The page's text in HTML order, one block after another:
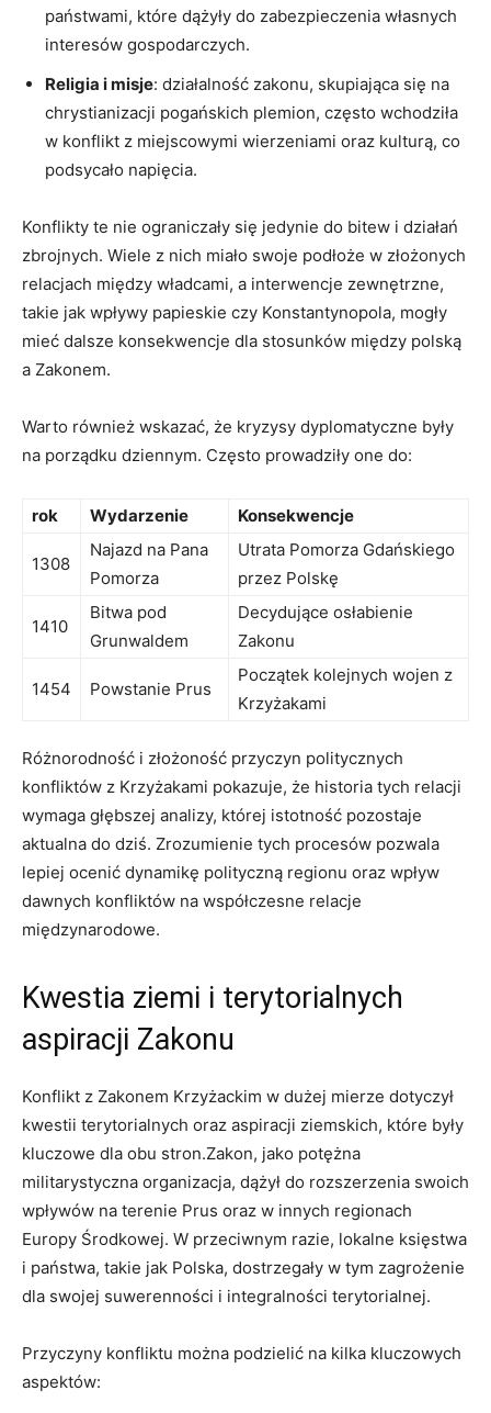
państwami, które dążyły do zabezpieczenia własnych
interesów gospodarczych.
Religia i misje: działalność zakonu, skupiająca się na
chrystianizacji pogańskich plemion, często wchodziła
w konflikt z miejscowymi wierzeniami oraz kulturą, co
podsycało napięcia.
Konflikty te nie ograniczały się jedynie do bitew i działań
zbrojnych. Wiele z nich miało swoje podłoże w złożonych
relacjach między władcami, a interwencje zewnętrzne,
takie jak wpływy papieskie czy Konstantynopola, mogły
mieć dalsze konsekwencje dla stosunków między polską
a Zakonem.
Warto również wskazać, że kryzysy dyplomatyczne były
na porządku dziennym. Często prowadziły one do:
rok Wydarzenie Konsekwencje
1308
Najazd na Pana
Pomorza
Utrata Pomorza Gdańskiego
przez Polskę
1410
Bitwa pod
Grunwaldem
Decydujące osłabienie
Zakonu
1454 Powstanie Prus
Początek kolejnych wojen z
Krzyżakami
Różnorodność i złożoność przyczyn politycznych
konfliktów z Krzyżakami pokazuje, że historia tych relacji
wymaga głębszej analizy, której istotność pozostaje
aktualna do dziś. Zrozumienie tych procesów pozwala
lepiej ocenić dynamikę polityczną regionu oraz wpływ
dawnych konfliktów na współczesne relacje
międzynarodowe.
Kwestia ziemi i terytorialnych
aspiracji Zakonu
Konflikt z Zakonem Krzyżackim w dużej mierze dotyczył
kwestii terytorialnych oraz aspiracji ziemskich, które były
kluczowe dla obu stron.Zakon, jako potężna
militarystyczna organizacja, dążył do rozszerzenia swoich
wpływów na terenie Prus oraz w innych regionach
Europy Środkowej. W przeciwnym razie, lokalne księstwa
i państwa, takie jak Polska, dostrzegały w tym zagrożenie
dla swojej suwerenności i integralności terytorialnej.
Przyczyny konfliktu można podzielić na kilka kluczowych
aspektów: